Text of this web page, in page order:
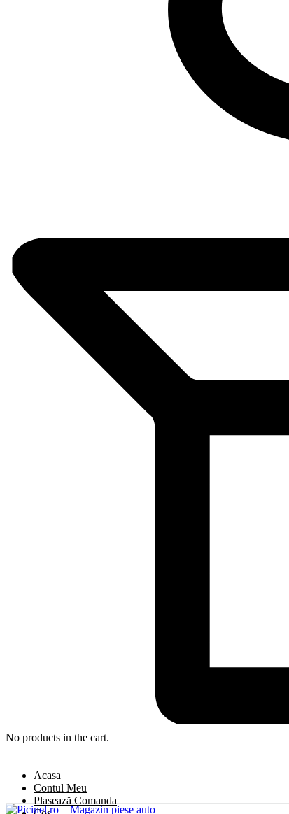
No products in the cart.
Acasa
Contul Meu
Plasează Comanda